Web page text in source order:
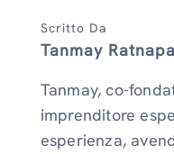
Scritto Da
Tanmay
Tanmay, co-
imprenditore
esperienza,